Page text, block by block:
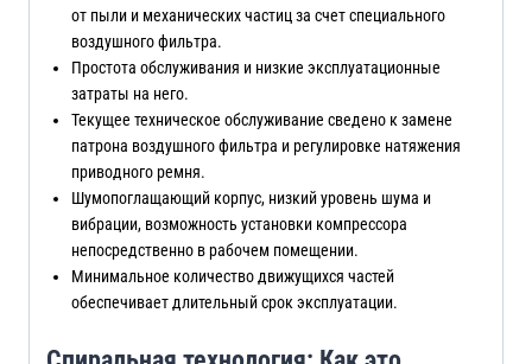
от пыли и механических частиц за счет специального
воздушного фильтра.
Простота обслуживания и низкие эксплуатационные
затраты на него.
Текущее техническое обслуживание сведено к замене
патрона воздушного фильтра и регулировке натяжения
приводного ремня.
Шумопоглащающий корпус, низкий уровень шума и
вибрации, возможность установки компрессора
непосредственно в рабочем помещении.
Минимальное количество движущихся частей
обеспечивает длительный срок эксплуатации.